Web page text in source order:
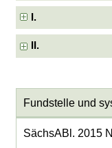
I.
II.
Fundstelle und
SächsABl. 2015